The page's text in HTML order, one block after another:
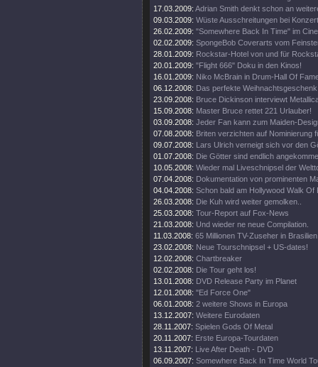
17.03.2009: Adrian Smith denkt schon an
09.03.2009: Wüste Ausschreitungen bei
26.02.2009: "Somewhere Back In Time" im
02.02.2009: SpongeBob Coverarts vom
28.01.2009: Rockstar-Hotel von und für
20.01.2009: "Flight 666" Doku in den Kinos!
16.01.2009: Niko McBrain in Drum-Hall Of
06.12.2008: Das perfekte
23.09.2008: Bruce Dickinson interviewt
15.09.2008: Master Bruce rettet 221 Urlauber!
03.09.2008: Jeder Fan kann zum Maiden-
07.08.2008: Briten verzichten auf Nominierung
09.07.2008: Lars Ulrich verneigt sich vor den
01.07.2008: Die Götter sind endlich
10.05.2008: Wieder mal Liveschnipsel der
07.04.2008: Dokumentation von prominenten
04.04.2008: Schon bald am Hollywood Walk Of
26.03.2008: Die Kuh wird weiter gemolken..
25.03.2008: Tour-Report auf Fox-News
21.03.2008: Und wieder ne neue Compilation.
11.03.2008: 65 Millionen TV-Zuseher in
23.02.2008: Neue Tourschnipsel + US-dates!
12.02.2008: Chartbreaker
02.02.2008: Die Tour geht los!
13.01.2008: DVD Release Party im Planet
12.01.2008: "Ed Force One"
06.01.2008: 2 weitere Shows in Europa
13.12.2007: Weitere Eurodaten
28.11.2007: Spielen Gods Of Metal
20.11.2007: Erste Europa-Tourdaten
13.11.2007: Live After Death - DVD
06.09.2007: Somewhere Back In Time World